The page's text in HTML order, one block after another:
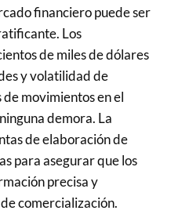
financiero puede ser
Los
de miles de dólares
y volatilidad de
movimientos en el
demora. La
de elaboración de
para asegurar que los
precisa y
comercialización.